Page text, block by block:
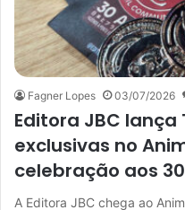
Fagner Lopes 03/07/2026
Editora JBC lança
exclusivas no
celebração aos
A Editora JBC chega ao